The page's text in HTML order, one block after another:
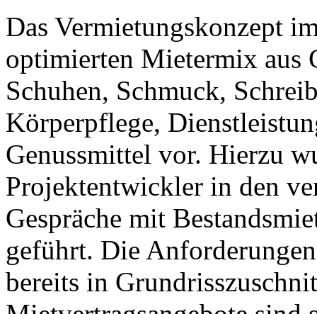
Das Vermietungskonzept
optimierten Mietermix aus
Schuhen, Schmuck,
Körperpflege,
Genussmittel vor. Hierzu
Projektentwickler in den
Gespräche mit
geführt. Die
bereits in